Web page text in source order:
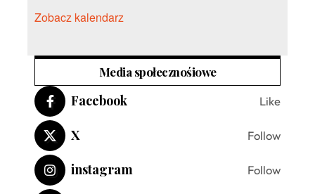
Zobacz kalendarz
Media społecznośiowe
Facebook Like
X Follow
instagram Follow